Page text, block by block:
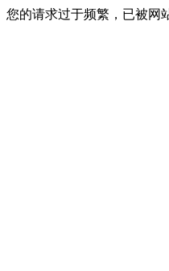
您的请求过于频繁，已被网